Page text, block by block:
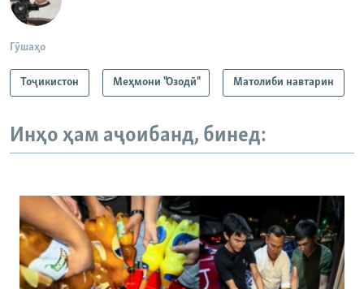
Гӯшаҳо
Тоҷикистон Меҳмони "Озодӣ" Матолиби навтарин
Инҳо ҳам аҷоибанд, бинед: